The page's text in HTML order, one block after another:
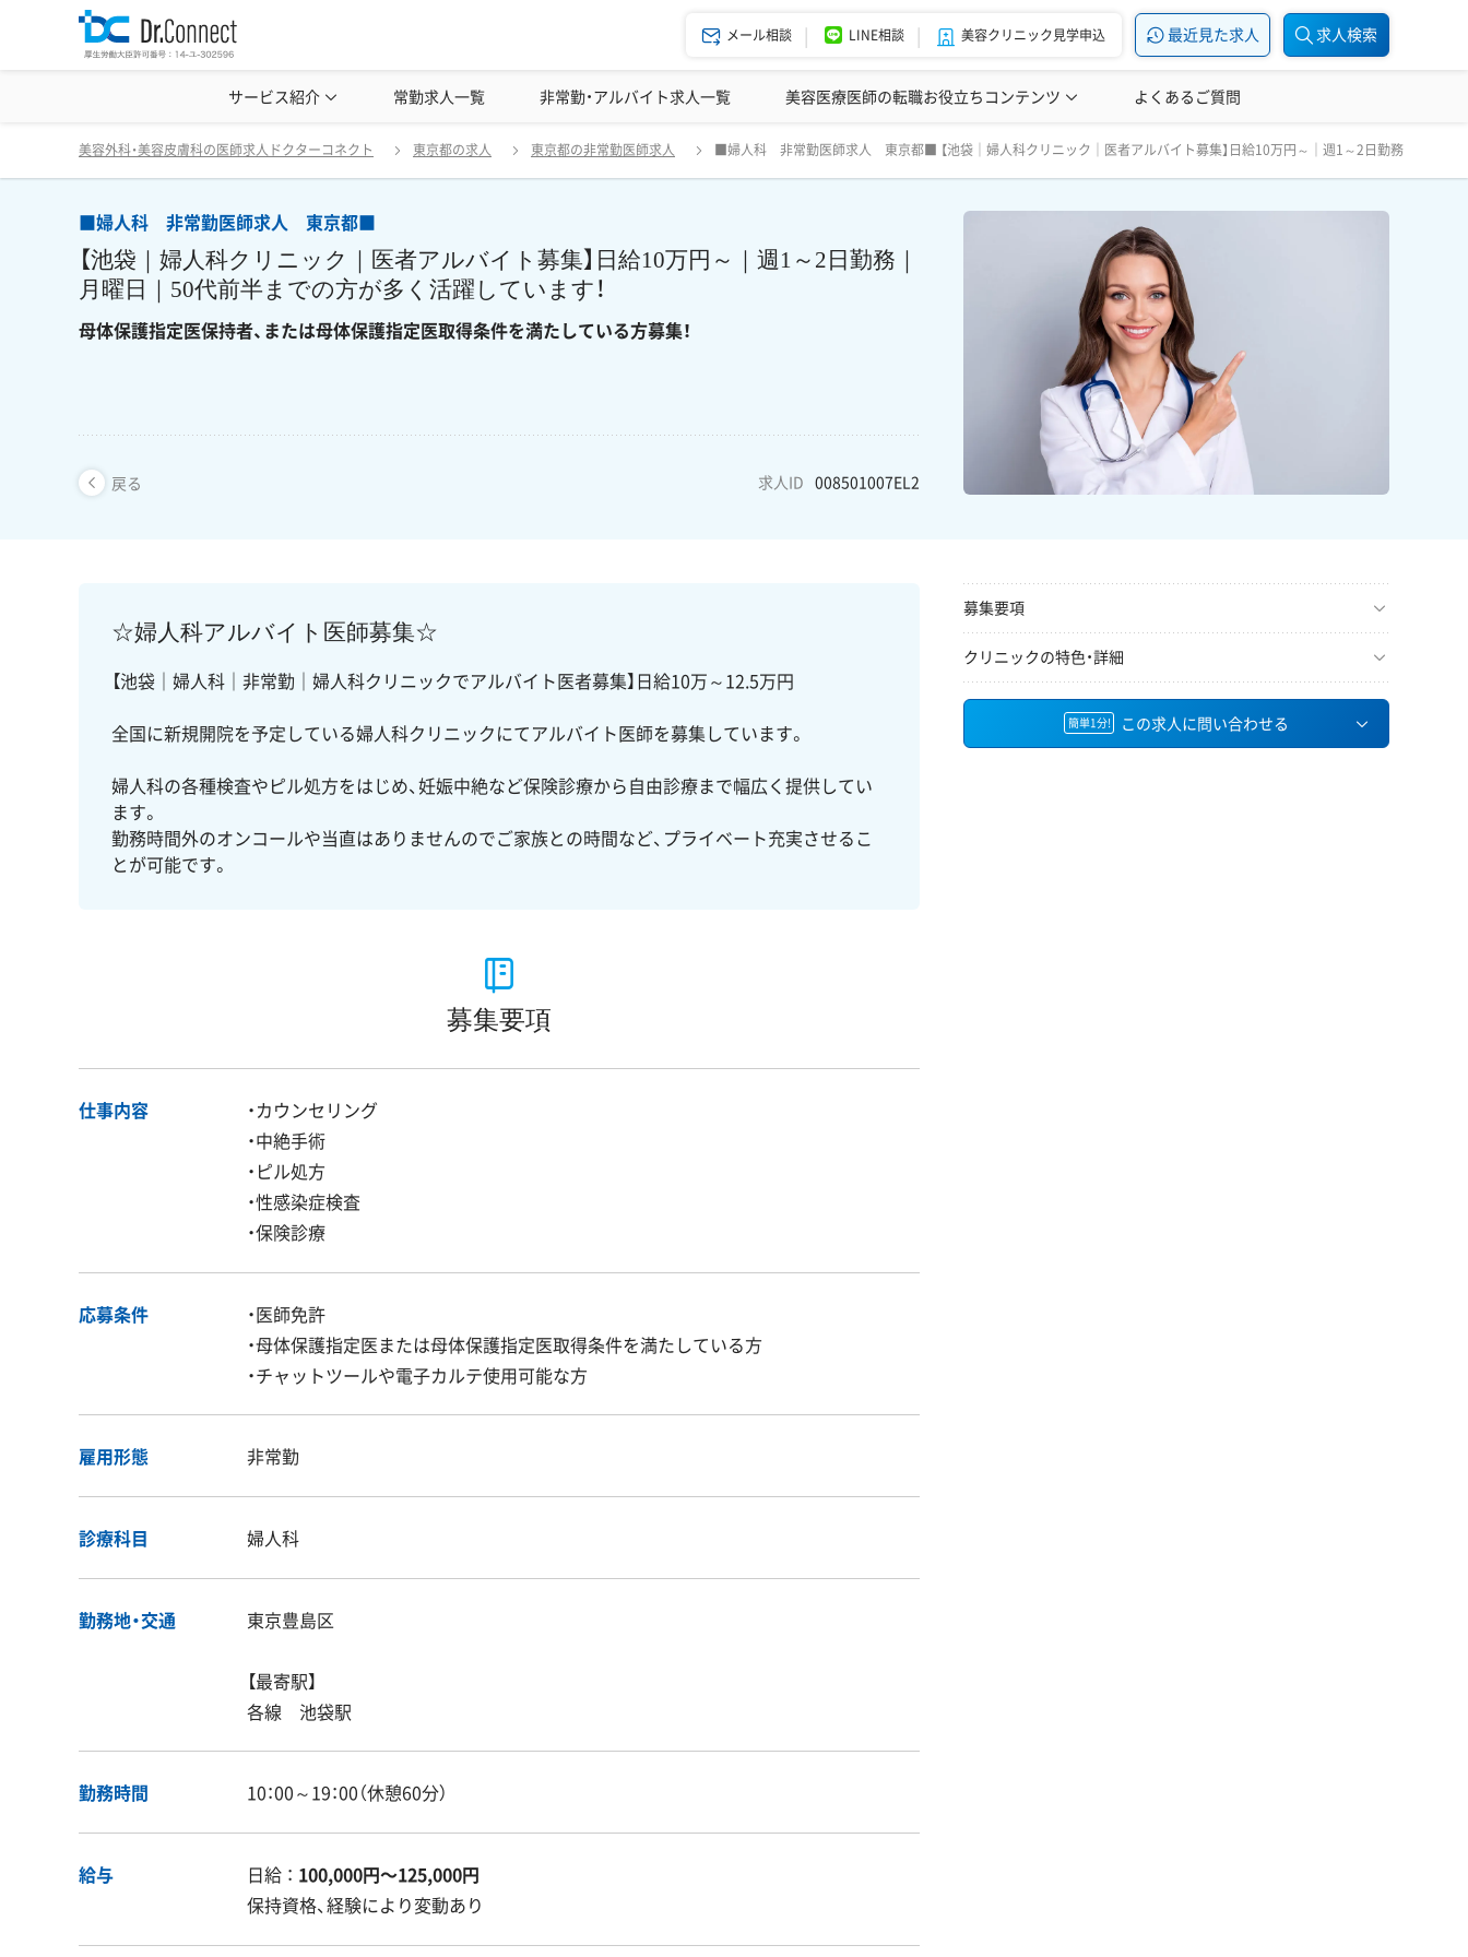
メール相談 LINE相談 美容クリニック見学申込 最近見た求人 求人検索
サービス紹介 ドクターコネクトの強み エージェント紹介
常勤求人一覧 非常勤・アルバイト求人一覧 美容医療医師の転職お役立ちコンテンツ
美容クリニック見学・研修情報 美容外科・美容皮膚科の医師転職体験談 美容クリニックインタビュー 美容医療の転職お役立ち記事 美容医療辞典
よくあるご質問
美容外科・美容皮膚科の医師求人ドクターコネクト 東京都の求人 東京都の非常勤医師求人 ■婦人科 非常勤医師求人 東京都■ 【池袋｜婦人科クリニック｜医者アルバイト募集】日給10万円～｜週1～2日勤務｜月曜日
■婦人科 非常勤医師求人 東京都■
【池袋｜婦人科クリニック｜医者アルバイト募集】日給10万円～｜週1～2日勤務｜
月曜日｜50代前半までの方が多く活躍しています！
母体保護指定医保持者、または母体保護指定医取得条件を満たしている方募集！
戻る 求人ID 008501007EL2
戻る
■婦人科 非常勤医師求人 東京都■ 【池袋｜婦人科クリニック｜医者アルバイト募集】日給10万円～｜週1～2日勤務｜月曜日｜50代前半までの方が多く活躍しています！ 母体保護
☆婦人科アルバイト医師募集☆
【池袋｜婦人科｜非常勤｜婦人科クリニックでアルバイト医者募集】日給10万～12.5万円
全国に新規開院を予定している婦人科クリニックにてアルバイト医師を募集しています。
婦人科の各種検査やピル処方をはじめ、妊娠中絶など保険診療から自由診療まで幅広く提供してい
ます。
勤務時間外のオンコールや当直はありませんのでご家族との時間など、プライベート充実させるこ
とが可能です。
募集要項
仕事内容
・カウンセリング
・中絶手術
・ピル処方
・性感染症検査
・保険診療
応募条件
・医師免許
・母体保護指定医または母体保護指定医取得条件を満たしている方
・チャットツールや電子カルテ使用可能な方
雇用形態 非常勤
診療科目 婦人科
勤務地・交通 東京豊島区
【最寄駅】
各線 池袋駅
勤務時間 10：00～19：00（休憩60分）
給与 日給 ： 100,000円〜125,000円
保持資格、経験により変動あり
募集要項
クリニックの特色・詳細
簡単1分! この求人に問い合わせる